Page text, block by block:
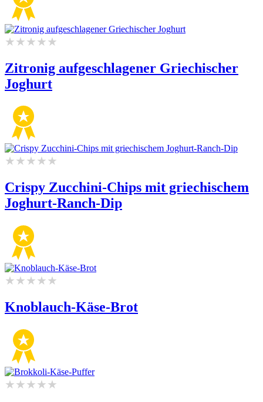
Zitronig aufgeschlagener Griechischer
Joghurt
Crispy Zucchini-Chips mit griechischem
Joghurt-Ranch-Dip
Knoblauch-Käse-Brot